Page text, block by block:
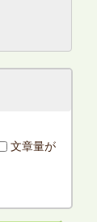
文章量が